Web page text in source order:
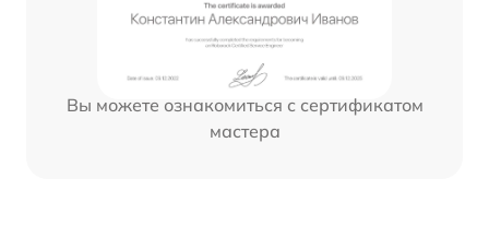
Вы можете ознакомиться с сертификатом
мастера